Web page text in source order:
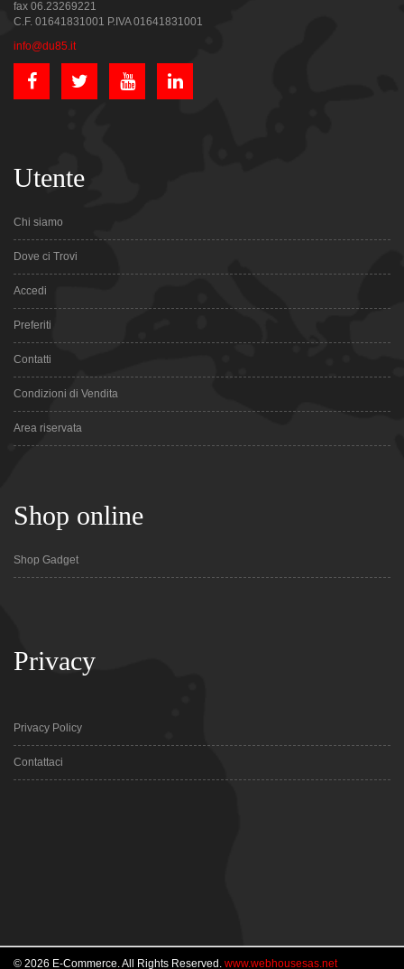
fax 06.23269221
C.F. 01641831001 P.IVA 01641831001
info@du85.it
Utente
Chi siamo
Dove ci Trovi
Accedi
Preferiti
Contatti
Condizioni di Vendita
Area riservata
Shop online
Shop Gadget
Privacy
Privacy Policy
Contattaci
© 2026 E-Commerce. All Rights Reserved. www.webhousesas.net